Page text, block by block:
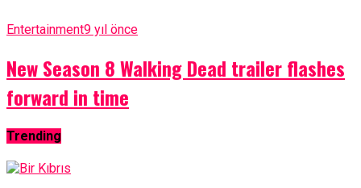
Entertainment9 yıl önce
New Season 8 Walking Dead trailer flashes
forward in time
Trending